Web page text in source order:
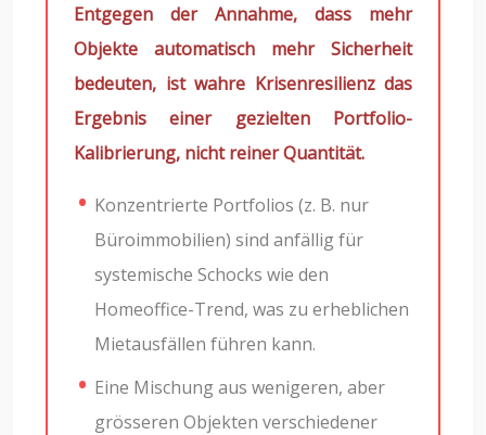
Entgegen der Annahme, dass mehr
Objekte automatisch mehr Sicherheit
bedeuten, ist wahre Krisenresilienz das
Ergebnis einer gezielten Portfolio-
Kalibrierung, nicht reiner Quantität.
Konzentrierte Portfolios (z. B. nur
Büroimmobilien) sind anfällig für
systemische Schocks wie den
Homeoffice-Trend, was zu erheblichen
Mietausfällen führen kann.
Eine Mischung aus wenigeren, aber
grösseren Objekten verschiedener